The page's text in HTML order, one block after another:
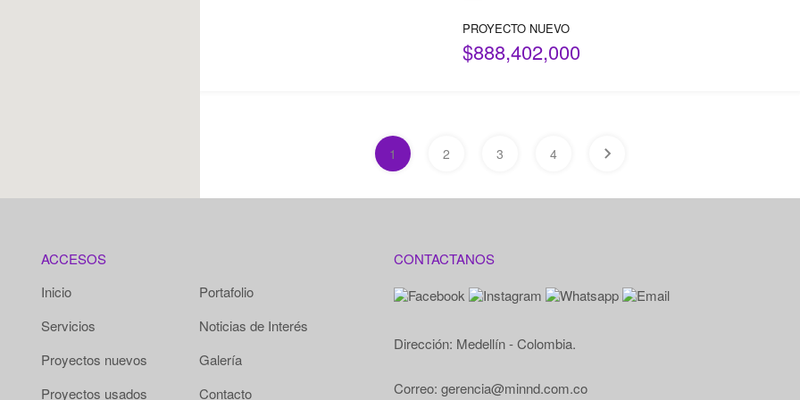
PROYECTO NUEVO
$888,402,000
1 2 3 4
ACCESOS
Inicio
Portafolio
Servicios
Noticias de Interés
Proyectos nuevos
Galería
Proyectos usados
Contacto
CONTACTANOS
Dirección: Medellín - Colombia.
Correo: gerencia@minnd.com.co